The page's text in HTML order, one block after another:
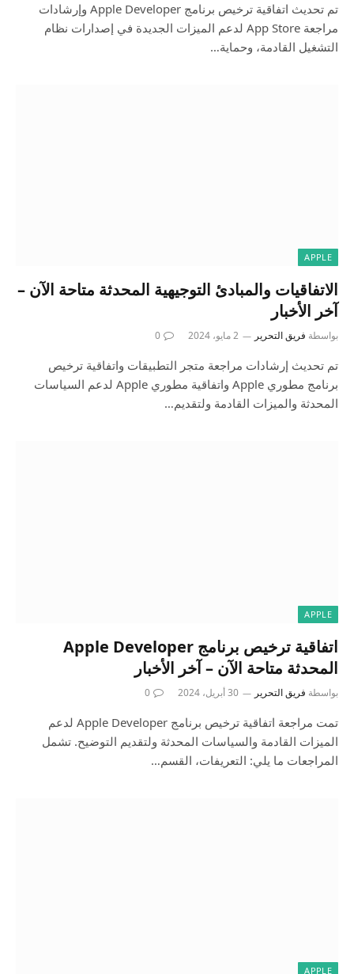
تم تحديث اتفاقية ترخيص برنامج Apple Developer وإرشادات
مراجعة App Store لدعم الميزات الجديدة في إصدارات نظام
التشغيل القادمة، وحماية…
APPLE
الاتفاقيات والمبادئ التوجيهية المحدثة متاحة الآن –
آخر الأخبار
بواسطة فريق التحرير 2 مايو، 2024 0
تم تحديث إرشادات مراجعة متجر التطبيقات واتفاقية ترخيص
برنامج مطوري Apple واتفاقية مطوري Apple لدعم السياسات
المحدثة والميزات القادمة ولتقديم…
APPLE
اتفاقية ترخيص برنامج Apple Developer
المحدثة متاحة الآن – آخر الأخبار
بواسطة فريق التحرير 30 أبريل، 2024 0
تمت مراجعة اتفاقية ترخيص برنامج Apple Developer لدعم
الميزات القادمة والسياسات المحدثة ولتقديم التوضيح. تشمل
المراجعات ما يلي: التعريفات، القسم…
APPLE